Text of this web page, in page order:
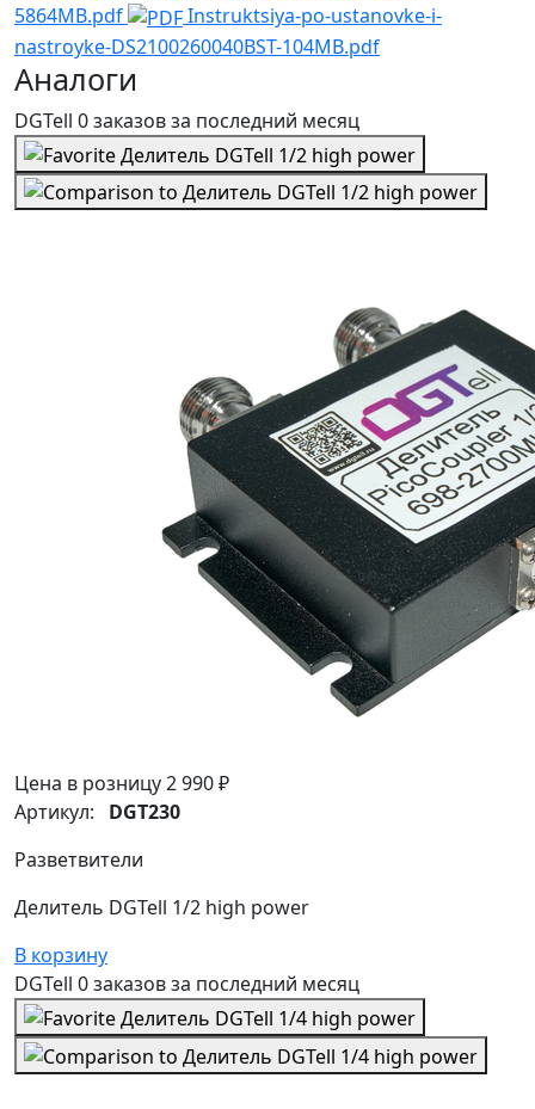
5864MB.pdf
Instruktsiya-po-ustanovke-i-
nastroyke-DS2100260040BST-104MB.pdf
Аналоги
DGTell 0 заказовза последний месяц
Цена в розницу2 990 ₽
Артикул: DGT230
Разветвители
Делитель DGTell 1/2 high power
В корзину
DGTell 0 заказовза последний месяц